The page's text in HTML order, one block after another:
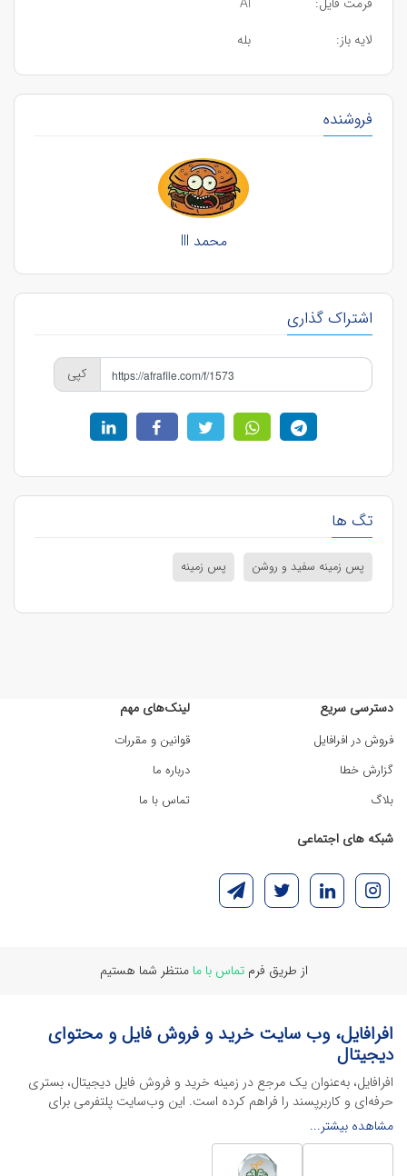
لایه باز:
بله
فروشنده
محمد lll
اشتراک گذاری
کپی
تگ ها
پس زمینه سفید و روشن پس زمینه
دسترسی سریع
فروش در افرافایل
گزارش خطا
بلاگ
لینک‌های مهم
قوانین و مقررات
درباره ما
تماس با ما
شبکه های اجتماعی
از طریق فرمتماس با ما منتظر شما هستیم
افرافایل، وب سایت خرید و فروش فایل و محتوای
دیجیتال
افرافایل، به‌عنوان یک مرجع در زمینه خرید و فروش فایل دیجیتال، بستری
حرفه‌ای و کاربرپسند را فراهم کرده است. این وب‌سایت‌ پلتفرمی برای
طراحان، دانشجویان و فریلنسرها ایجاد می‌کند تا به راحتی محصولات
دیجیتال خود را به فروش رسانده یا از محتواهایی باکیفیت برای پیشبرد
اهدافشان استفاده کنند.
مشاهده بیشتر...